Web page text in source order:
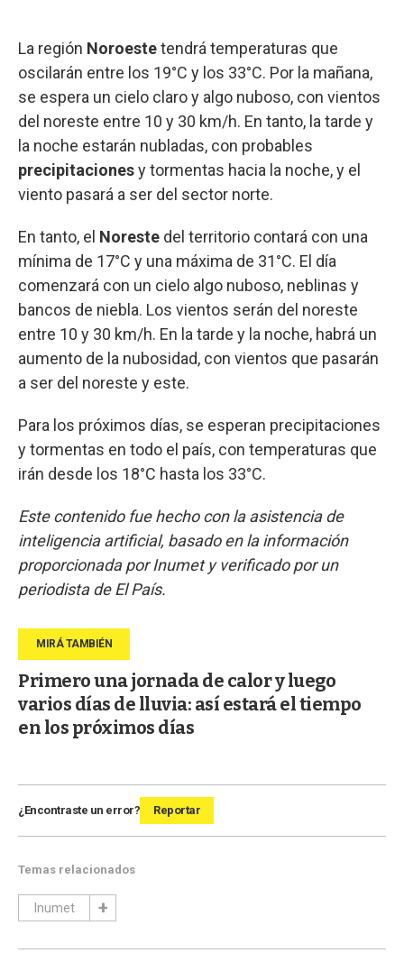
La región Noroestetendrá temperaturas que
oscilarán entre los 19°C y los 33°C. Por la mañana,
se espera un cielo claro y algo nuboso, con vientos
del noreste entre 10 y 30 km/h. En tanto, la tarde y
la noche estarán nubladas, con probables
precipitacionesy tormentas hacia la noche, y el
viento pasará a ser del sector norte.
En tanto, el Noreste del territorio contará con una
mínima de 17°C y una máxima de 31°C. El día
comenzará con un cielo algo nuboso, neblinas y
bancos de niebla. Los vientos serán del noreste
entre 10 y 30 km/h. En la tarde y la noche, habrá un
aumento de la nubosidad, con vientos que pasarán
a ser del noreste y este.
Para los próximos días, se esperan precipitaciones
y tormentas en todo el país, con temperaturas que
irán desde los 18°C hasta los 33°C.
Este contenido fue hecho con la asistencia de
inteligencia artificial, basado en la información
proporcionada por Inumet y verificado por un
periodista de El País.
Primero una jornada de calor y luego
varios días de lluvia: así estará el tiempo
en los próximos días
¿Encontraste un error? Reportar
Temas relacionados
Inumet